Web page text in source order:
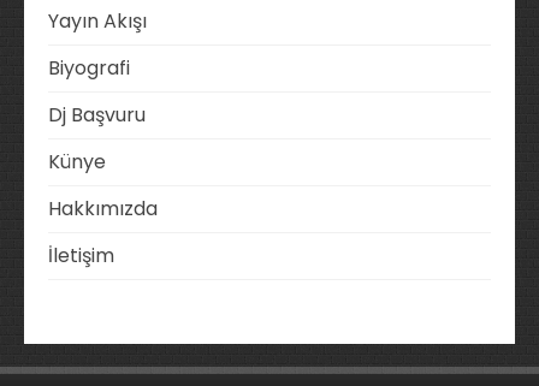
Yayın Akışı
Biyografi
Dj Başvuru
Künye
Hakkımızda
İletişim